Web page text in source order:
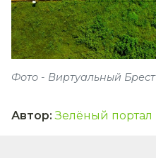
Фото - Виртуальный Брест
Автор: Зелёный портал